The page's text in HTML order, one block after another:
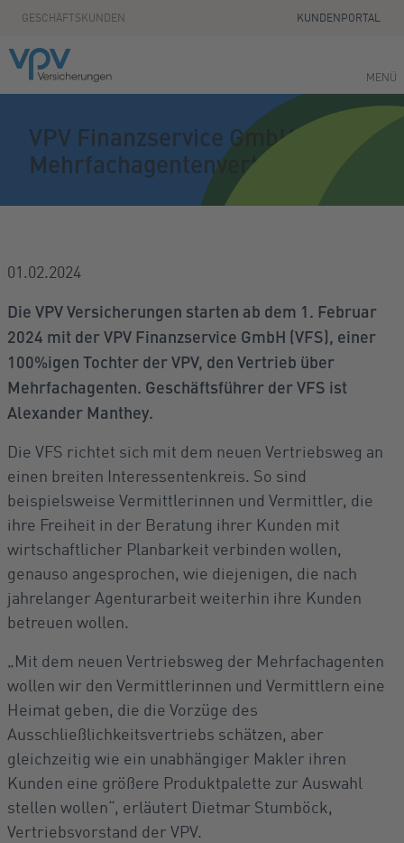
Zum Seiteninhalt springen
GESCHÄFTSKUNDEN KUNDENPORTAL
MENÜ
VPV Finanzservice GmbH startet
Mehrfachagentenvertrieb
01.02.2024
Die VPV Versicherungen starten ab dem 1. Februar
2024 mit der VPV Finanzservice GmbH (VFS), einer
100%igen Tochter der VPV, den Vertrieb über
Mehrfachagenten. Geschäftsführer der VFS ist
Alexander Manthey.
Die VFS richtet sich mit dem neuen Vertriebsweg an
einen breiten Interessentenkreis. So sind
beispielsweise Vermittlerinnen und Vermittler, die
ihre Freiheit in der Beratung ihrer Kunden mit
wirtschaftlicher Planbarkeit verbinden wollen,
genauso angesprochen, wie diejenigen, die nach
jahrelanger Agenturarbeit weiterhin ihre Kunden
betreuen wollen.
„Mit dem neuen Vertriebsweg der Mehrfachagenten
wollen wir den Vermittlerinnen und Vermittlern eine
Heimat geben, die die Vorzüge des
Ausschließlichkeitsvertriebs schätzen, aber
gleichzeitig wie ein unabhängiger Makler ihren
Kunden eine größere Produktpalette zur Auswahl
stellen wollen“, erläutert Dietmar Stumböck,
Vertriebsvorstand der VPV.